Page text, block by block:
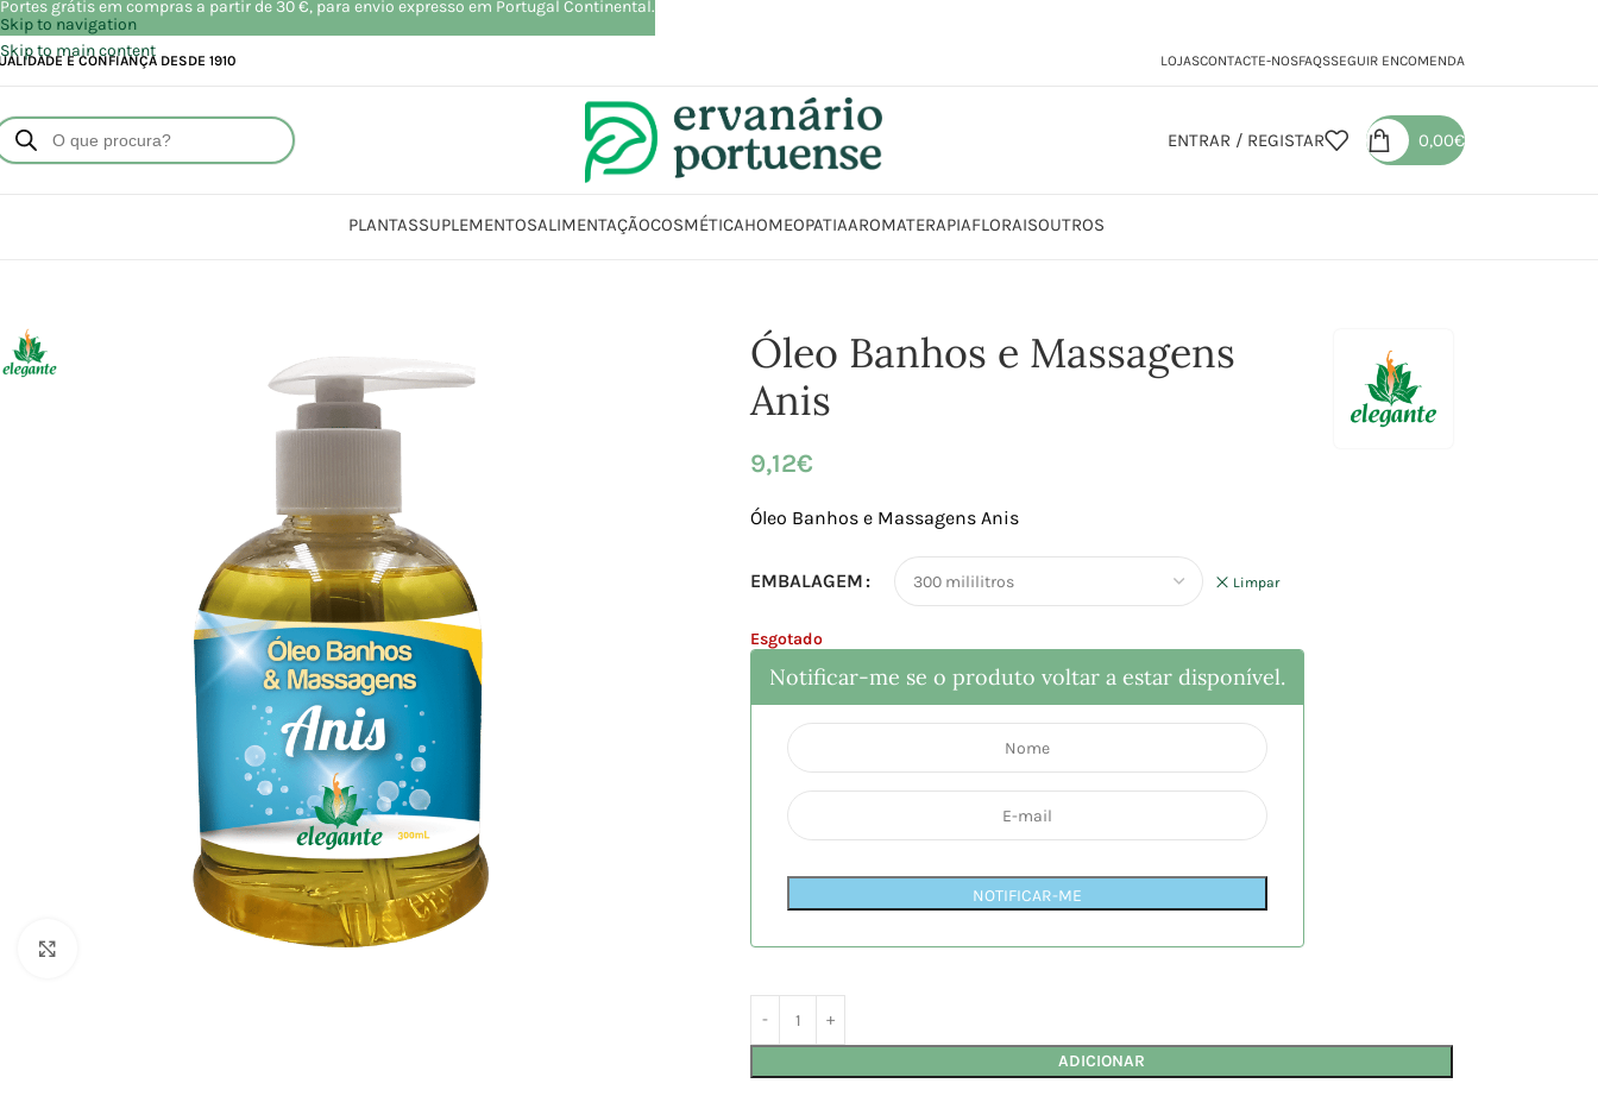
Skip to navigation
Skip to main content
E CONFIANÇA DESDE 1910 LOJASCONTACTE-NOSFAQSSEGUIR ENCOMENDA
ENTRAR / REGISTAR 0,00€
PLANTASSUPLEMENTOSALIMENTAÇÃOCOSMÉTICAHOMEOPATIAAROMATERAPIAFLORAISOUTROS
Óleo Banhos e Massagens
Anis
9,12€
Óleo Banhos e Massagens Anis
EMBALAGEM Limpar
Esgotado
Notificar-me se o produto voltar a estar disponível.
NOTIFICAR-ME
ADICIONAR
Portes grátis em compras a partir de 30 €, para envio expresso em Portugal Continental.